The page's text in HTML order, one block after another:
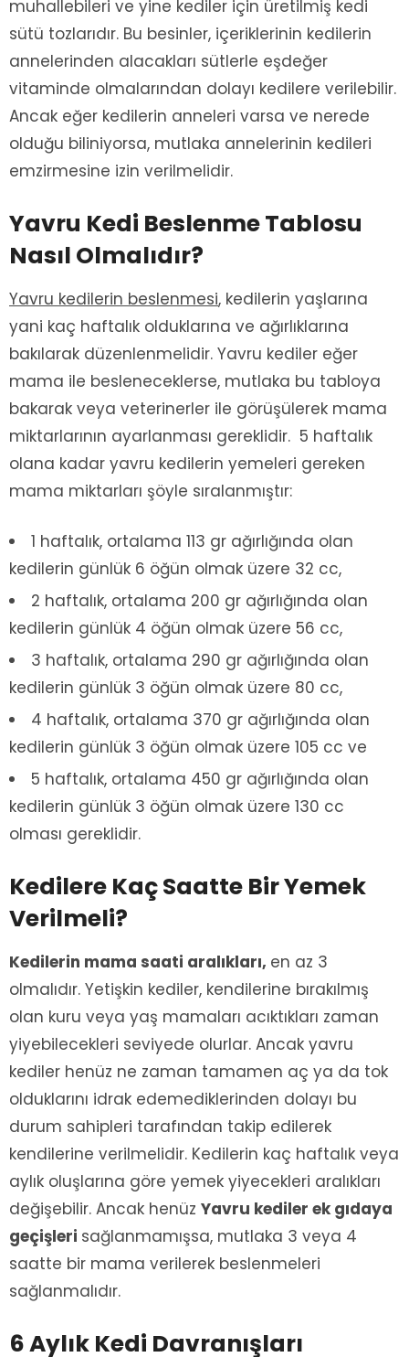
muhallebileri ve yine kediler için üretilmiş kedi
sütü tozlarıdır. Bu besinler, içeriklerinin kedilerin
annelerinden alacakları sütlerle eşdeğer
vitaminde olmalarından dolayı kedilere verilebilir.
Ancak eğer kedilerin anneleri varsa ve nerede
olduğu biliniyorsa, mutlaka annelerinin kedileri
emzirmesine izin verilmelidir.
Yavru Kedi Beslenme Tablosu
Nasıl Olmalıdır?
Yavru kedilerin beslenmesi, kedilerin yaşlarına
yani kaç haftalık olduklarına ve ağırlıklarına
bakılarak düzenlenmelidir. Yavru kediler eğer
mama ile besleneceklerse, mutlaka bu tabloya
bakarak veya veterinerler ile görüşülerek mama
miktarlarının ayarlanması gereklidir. 5 haftalık
olana kadar yavru kedilerin yemeleri gereken
mama miktarları şöyle sıralanmıştır:
1 haftalık, ortalama 113 gr ağırlığında olan
kedilerin günlük 6 öğün olmak üzere 32 cc,
2 haftalık, ortalama 200 gr ağırlığında olan
kedilerin günlük 4 öğün olmak üzere 56 cc,
3 haftalık, ortalama 290 gr ağırlığında olan
kedilerin günlük 3 öğün olmak üzere 80 cc,
4 haftalık, ortalama 370 gr ağırlığında olan
kedilerin günlük 3 öğün olmak üzere 105 cc ve
5 haftalık, ortalama 450 gr ağırlığında olan
kedilerin günlük 3 öğün olmak üzere 130 cc
olması gereklidir.
Kedilere Kaç Saatte Bir Yemek
Verilmeli?
Kedilerin mama saati aralıkları, en az 3
olmalıdır. Yetişkin kediler, kendilerine bırakılmış
olan kuru veya yaş mamaları acıktıkları zaman
yiyebilecekleri seviyede olurlar. Ancak yavru
kediler henüz ne zaman tamamen aç ya da tok
olduklarını idrak edemediklerinden dolayı bu
durum sahipleri tarafından takip edilerek
kendilerine verilmelidir. Kedilerin kaç haftalık veya
aylık oluşlarına göre yemek yiyecekleri aralıkları
değişebilir. Ancak henüz Yavru kediler ek gıdaya
geçişleri sağlanmamışsa, mutlaka 3 veya 4
saatte bir mama verilerek beslenmeleri
sağlanmalıdır.
6 Aylık Kedi Davranışları